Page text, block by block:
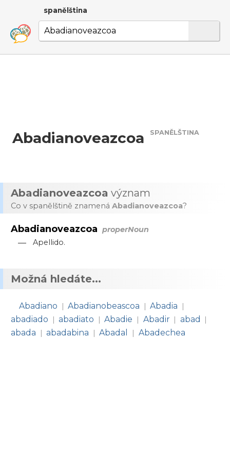
spanělština
Abadianoveazcoa SPANĚLŠTINA
Abadianoveazcoa význam
Co v spanělštině znamená Abadianoveazcoa?
Abadianoveazcoa properNoun
— Apellido.
Možná hledáte...
Abadiano | Abadianobeascoa | Abadia |
abadiado | abadiato | Abadie | Abadir | abad |
abada | abadabina | Abadal | Abadechea